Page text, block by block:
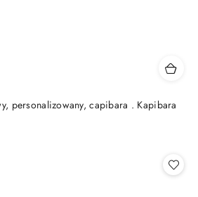
personalizowany, capibara . Kapibara